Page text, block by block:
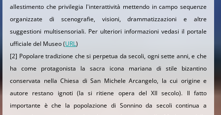
allestimento che privilegia l'interattività mettendo in campo sequenze
organizzate di scenografie, visioni, drammatizzazioni e altre
suggestioni multisensoriali. Per ulteriori informazioni vedasi il portale
ufficiale del Museo (URL)
[2] Popolare tradizione che si perpetua da secoli, ogni sette anni, e che
ha come protagonista la sacra icona mariana di stile bizantino
conservata nella Chiesa di San Michele Arcangelo, la cui origine e
autore restano ignoti (la si ritiene opera del XII secolo). Il fatto
importante è che la popolazione di Sonnino da secoli continua a